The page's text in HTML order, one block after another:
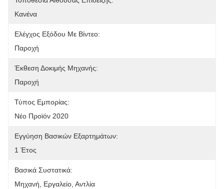
Κανένα
Ελέγχος Εξόδου Με Βίντεο:
Παροχή
Έκθεση Δοκιμής Μηχανής:
Παροχή
Τύπος Εμπορίας:
Νέο Προϊόν 2020
Εγγύηση Βασικών Εξαρτημάτων:
1 Έτος
Βασικά Συστατικά:
Μηχανή, Εργαλείο, Αντλία